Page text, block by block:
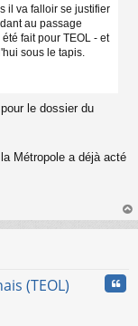
il va falloir se justifier
au passage
fait pour TEOL - et
sous le tapis.
le dossier du
Métropole a déjà acté
au
(TEOL)